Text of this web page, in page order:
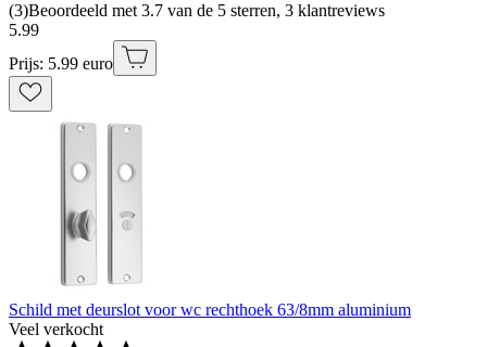
(3)Beoordeeld met 3.7 van de 5 sterren, 3 klantreviews
5.99
Prijs: 5.99 euro
Schild met deurslot voor wc rechthoek 63/8mm aluminium
Veel verkocht